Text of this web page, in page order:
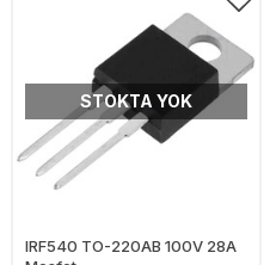
STOKTA YOK
IRF540 TO-220AB 100V 28A